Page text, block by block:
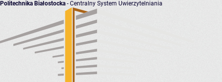
Politechnika Białostocka - Centralny System Uwierzytelniania